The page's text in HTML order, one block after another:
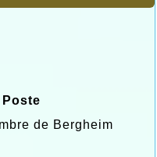
de Bergheim